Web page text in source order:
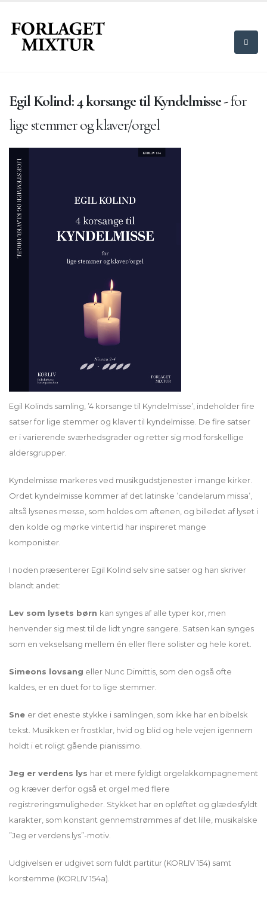
Egil Kolind: 4 korsange til Kyndelmisse- for
lige stemmer og klaver/orgel
Egil Kolinds samling, ’4 korsange til Kyndelmisse’, indeholder fire
satser for lige stemmer og klaver til kyndelmisse. De fire satser
er i varierende sværhedsgrader og retter sig mod forskellige
aldersgrupper.
Kyndelmisse markeres ved musikgudstjenester i mange kirker.
Ordet kyndelmisse kommer af det latinske ’candelarum missa’,
altså lysenes messe, som holdes om aftenen, og billedet af lyset i
den kolde og mørke vintertid har inspireret mange
komponister.
I noden præsenterer Egil Kolind selv sine satser og han skriver
blandt andet:
Lev som lysets børn kan synges af alle typer kor, men
henvender sig mest til de lidt yngre sangere. Satsen kan synges
som en vekselsang mellem én eller flere solister og hele koret.
Simeons lovsang eller Nunc Dimittis, som den også ofte
kaldes, er en duet for to lige stemmer.
Sne er det eneste stykke i samlingen, som ikke har en bibelsk
tekst. Musikken er frostklar, hvid og blid og hele vejen igennem
holdt i et roligt gående pianissimo.
Jeg er verdens lys har et mere fyldigt orgelakkompagnement
og kræver derfor også et orgel med flere
registreringsmuligheder. Stykket har en opløftet og glædesfyldt
karakter, som konstant gennemstrømmes af det lille, musikalske
”Jeg er verdens lys”-motiv.
Udgivelsen er udgivet som fuldt partitur (KORLIV 154) samt
korstemme (KORLIV 154a).